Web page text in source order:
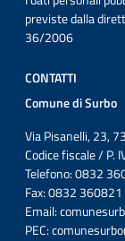
previste dalla
36/2006
CONTATTI
Comune di Surbo
Via Pisanelli, 23,
Codice fiscale / P.
Telefono: 0832
Fax: 0832 360821
Email:
PEC: